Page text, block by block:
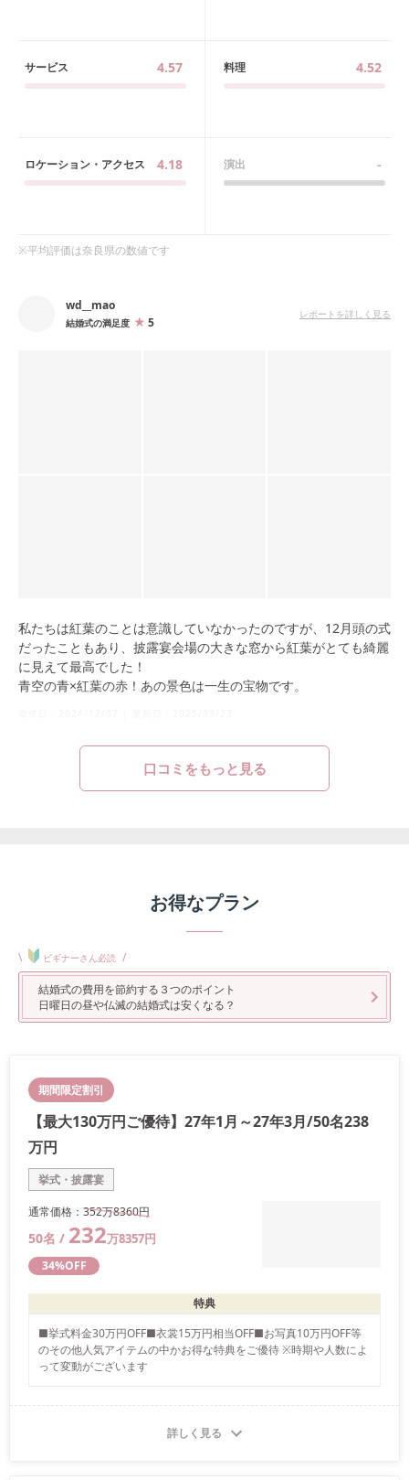
サービス 4.57 料理 4.52
ロケーション・アクセス 4.18 演出 -
※平均評価は奈良県の数値です
wd__mao
結婚式の満足度 5
レポートを詳しく見る
私たちは紅葉のことは意識していなかったのですが、12月頭の式
だったこともあり、披露宴会場の大きな窓から紅葉がとても綺麗
に見えて最高でした！
青空の青×紅葉の赤！あの景色は一生の宝物です。
口コミをもっと見る
お得なプラン
\ ビギナーさん必読 /
結婚式の費用を節約する３つのポイント
日曜日の昼や仏滅の結婚式は安くなる？
期間限定割引
【最大130万円ご優待】27年1月～27年3月/50名238
万円
挙式・披露宴
通常価格： 352万8360円
50名 / 232万8357円
34%OFF
特典
■挙式料金30万円OFF■衣裳15万円相当OFF■お写真10万円OFF等
のその他人気アイテムの中かお得な特典をご優待 ※時期や人数によ
って変動がございます
詳しく見る